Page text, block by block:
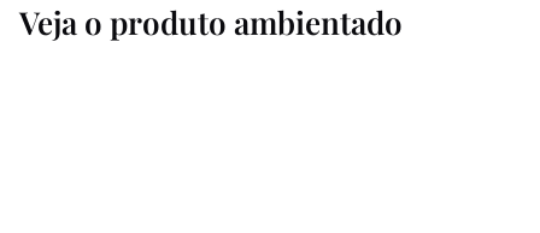
Veja o produto ambientado